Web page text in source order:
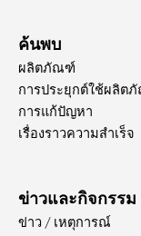
ค้นพบ
ผลิตภัณฑ์
การประยุกต์ใช้ผลิต
การแก้ปัญหา
เรื่องราวความสำเร็จ
ข่าวและกิจกรรม
ข่าว / เหตุการณ์